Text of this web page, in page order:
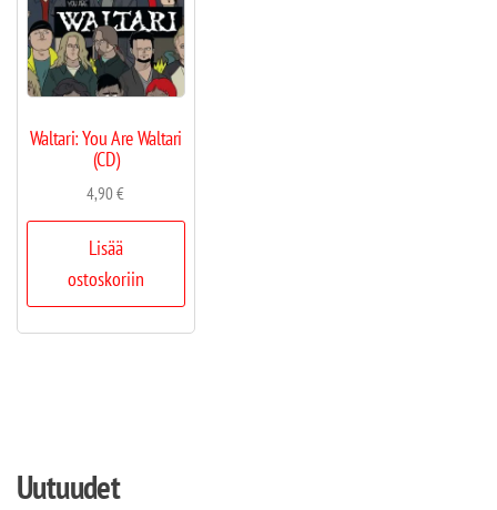
Waltari: You Are Waltari
(CD)
4,90€
Lisää
ostoskoriin
Uutuudet